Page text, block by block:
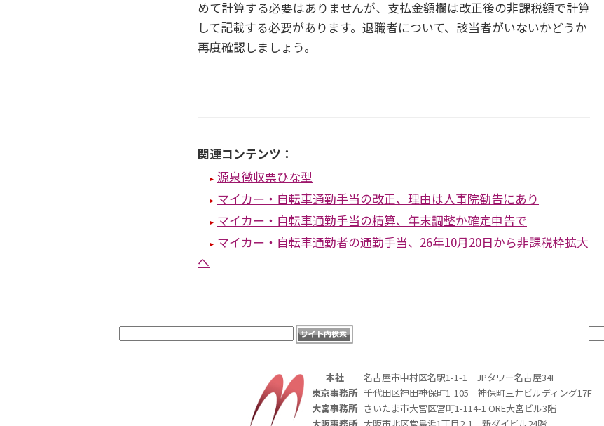
めて計算する必要はありませんが、支払金額欄は改正後の非課税額で計算
して記載する必要があります。退職者について、該当者がいないかどうか
再度確認しましょう。
関連コンテンツ：
源泉徴収票ひな型
マイカー・自転車通勤手当の改正、理由は人事院勧告にあり
マイカー・自転車通勤手当の精算、年末調整か確定申告で
マイカー・自転車通勤者の通勤手当、26年10月20日から非課税枠拡大
へ
本社 名古屋市中村区名駅1-1-1 JPタワー名古屋34F
東京事務所 千代田区神田神保町1-105 神保町三井ビルディング17F
大宮事務所 さいたま市大宮区宮町1-114-1 ORE大宮ビル3階